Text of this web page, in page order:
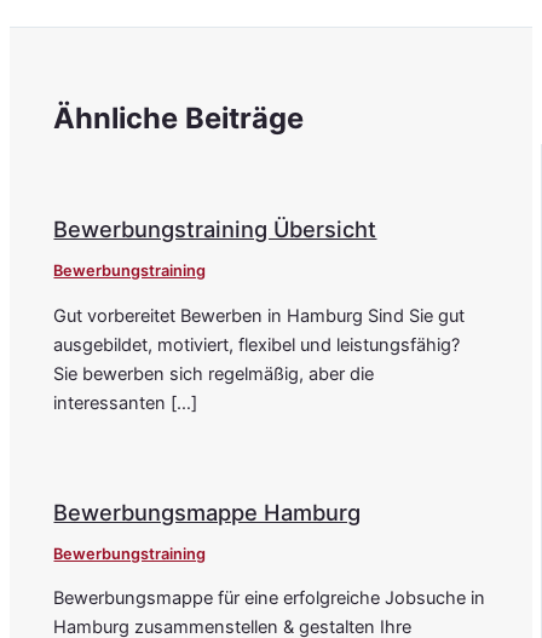
Ähnliche Beiträge
Bewerbungstraining Übersicht
Bewerbungstraining
Gut vorbereitet Bewerben in Hamburg Sind Sie gut
ausgebildet, motiviert, flexibel und leistungsfähig?
Sie bewerben sich regelmäßig, aber die
interessanten […]
Bewerbungsmappe Hamburg
Bewerbungstraining
Bewerbungsmappe für eine erfolgreiche Jobsuche in
Hamburg zusammenstellen & gestalten Ihre